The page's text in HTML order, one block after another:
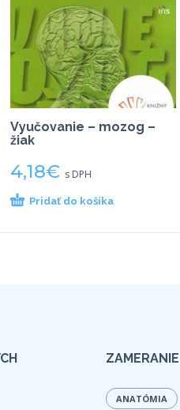
Vyučovanie – mozog –
žiak
4,18€ s DPH
Pridať do košíka
ZAMERANIE
ANATÓMIA